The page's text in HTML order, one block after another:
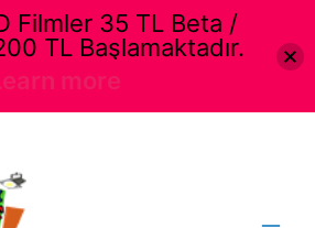
Filmler 35 TL Beta /
TL Başlamaktadır.
more